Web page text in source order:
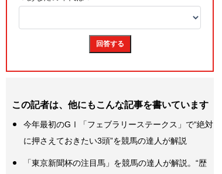
この記者は、他にもこんな記事を書いています
今年最初のGⅠ「フェブラリーステークス」で“絶対
に押さえておきたい3頭”を競馬の達人が解説
「東京新聞杯の注目馬」を競馬の達人が解説。“歴